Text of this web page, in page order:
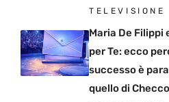
TELEVISIONE
Maria De Filippi
per Te: ecco
successo è
quello di